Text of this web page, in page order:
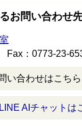
お問い合わせ
Fax：0773-23-
い合わせはこちら
AIチャットは